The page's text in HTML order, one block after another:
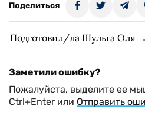
Поделиться
Подготовил/ла Шульга Оля
Заметили ошибку?
Пожалуйста, выделите ее
Ctrl+Enter или Отправить